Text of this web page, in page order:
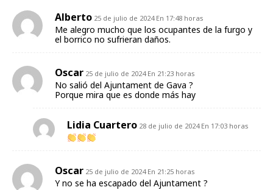
Alberto 25 de julio de 2024 En 17:48 horas
Me alegro mucho que los ocupantes de la furgo y
el borrico no sufrieran daños.
Oscar 25 de julio de 2024 En 21:23 horas
No salió del Ajuntament de Gava ?
Porque mira que es donde más hay
Lidia Cuartero 28 de julio de 2024 En 17:03 horas
Oscar 25 de julio de 2024 En 21:25 horas
Y no se ha escapado del Ajuntament ?